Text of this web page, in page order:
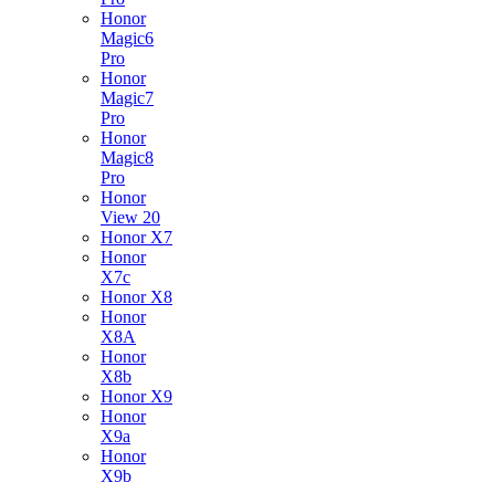
Honor
Magic6
Pro
Honor
Magic7
Pro
Honor
Magic8
Pro
Honor
View 20
Honor X7
Honor
X7c
Honor X8
Honor
X8A
Honor
X8b
Honor X9
Honor
X9a
Honor
X9b